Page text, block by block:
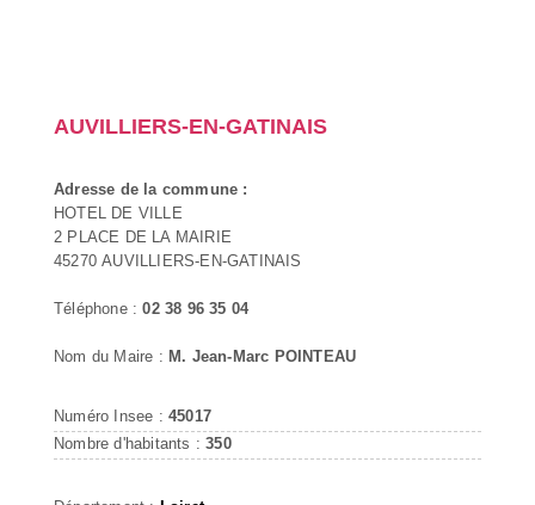
AUVILLIERS-EN-GATINAIS
Adresse de la commune :
HOTEL DE VILLE
2 PLACE DE LA MAIRIE
45270 AUVILLIERS-EN-GATINAIS
Téléphone :02 38 96 35 04
Nom du Maire : M. Jean-Marc POINTEAU
Numéro Insee : 45017
Nombre d'habitants :350